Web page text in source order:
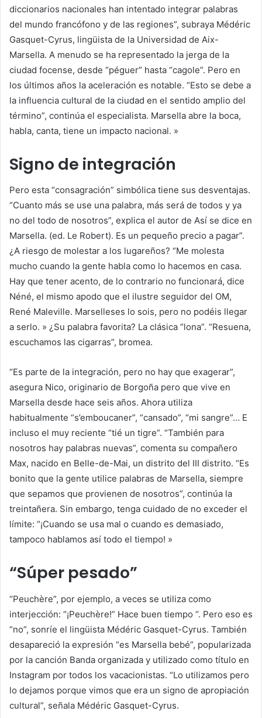
diccionarios nacionales han intentado integrar palabras
del mundo francófono y de las regiones”, subraya Médéric
Gasquet-Cyrus, lingüista de la Universidad de Aix-
Marsella. A menudo se ha representado la jerga de la
ciudad focense, desde “péguer” hasta “cagole”. Pero en
los últimos años la aceleración es notable. “Esto se debe a
la influencia cultural de la ciudad en el sentido amplio del
término”, continúa el especialista. Marsella abre la boca,
habla, canta, tiene un impacto nacional. »
Signo de integración
Pero esta “consagración” simbólica tiene sus desventajas.
“Cuanto más se use una palabra, más será de todos y ya
no del todo de nosotros”, explica el autor de Así se dice en
Marsella. (ed. Le Robert). Es un pequeño precio a pagar”.
¿A riesgo de molestar a los lugareños? “Me molesta
mucho cuando la gente habla como lo hacemos en casa.
Hay que tener acento, de lo contrario no funcionará, dice
Néné, el mismo apodo que el ilustre seguidor del OM,
René Maleville. Marselleses lo sois, pero no podéis llegar
a serlo. » ¿Su palabra favorita? La clásica “lona”. “Resuena,
escuchamos las cigarras”, bromea.
“Es parte de la integración, pero no hay que exagerar”,
asegura Nico, originario de Borgoña pero que vive en
Marsella desde hace seis años. Ahora utiliza
habitualmente “s’emboucaner”, “cansado”, “mi sangre”… E
incluso el muy reciente “tié un tigre”. “También para
nosotros hay palabras nuevas”, comenta su compañero
Max, nacido en Belle-de-Mai, un distrito del III distrito. “Es
bonito que la gente utilice palabras de Marsella, siempre
que sepamos que provienen de nosotros”, continúa la
treintañera. Sin embargo, tenga cuidado de no exceder el
límite: “¡Cuando se usa mal o cuando es demasiado,
tampoco hablamos así todo el tiempo! »
“Súper pesado”
“Peuchère”, por ejemplo, a veces se utiliza como
interjección: “¡Peuchère!” Hace buen tiempo “. Pero eso es
“no”, sonríe el lingüista Médéric Gasquet-Cyrus. También
desapareció la expresión “es Marsella bebé”, popularizada
por la canción Banda organizada y utilizado como título en
Instagram por todos los vacacionistas. “Lo utilizamos pero
lo dejamos porque vimos que era un signo de apropiación
cultural”, señala Médéric Gasquet-Cyrus.